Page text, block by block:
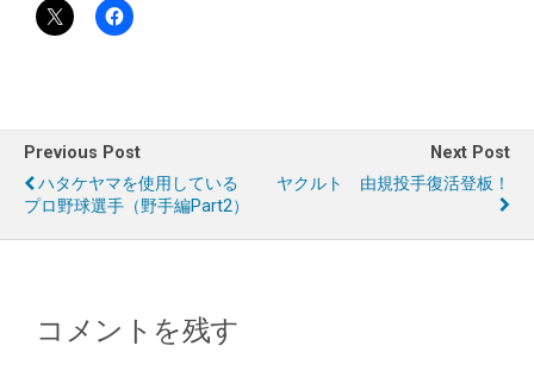
Previous Post
ハタケヤマを使用している
プロ野球選手（野手編Part2）
Next Post
ヤクルト 由規投手復活登板！
コメントを残す